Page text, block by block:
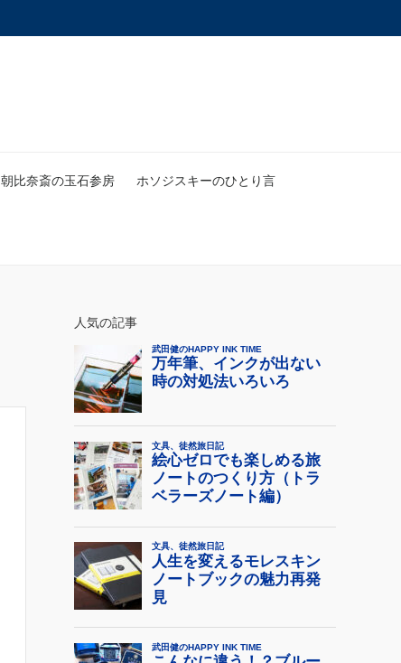
朝比奈斎の玉石参房 ホソジスキーのひとり言
人気の記事